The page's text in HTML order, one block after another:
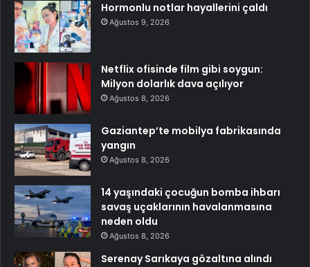
Hormonlu notlar hayallerini çaldı
Ağustos 9, 2026
Netflix ofisinde film gibi soygun:
Milyon dolarlık dava açılıyor
Ağustos 8, 2026
Gaziantep’te mobilya fabrikasında
yangın
Ağustos 8, 2026
14 yaşındaki çocuğun bomba ihbarı
savaş uçaklarının havalanmasına
neden oldu
Ağustos 8, 2026
Serenay Sarıkaya gözaltına alındı